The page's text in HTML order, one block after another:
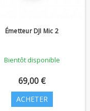
Émetteur DJI Mic 2
Bientôt disponible
69,00 €
ACHETER